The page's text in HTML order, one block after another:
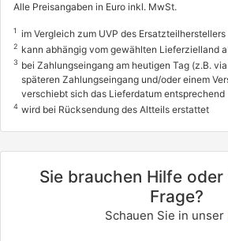
Alle Preisangaben in Euro inkl. MwSt.
1 im Vergleich zum UVP des Ersatzteilherstellers
2 kann abhängig vom gewählten Lieferzielland
3 bei Zahlungseingang am heutigen Tag (z.B.
späteren Zahlungseingang und/oder einem
verschiebt sich das Lieferdatum entsprechend
4 wird bei Rücksendung des Altteils erstattet
Sie brauchen Hilfe
Frage?
Schauen Sie in unser